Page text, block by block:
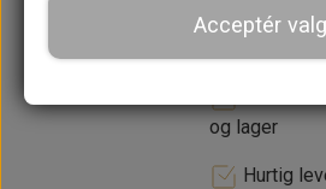
og lager
Hurtig
Acceptér